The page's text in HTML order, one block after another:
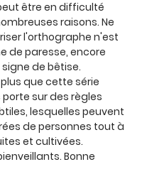
être en difficulté
raisons. Ne
l'orthographe n'est
de paresse, encore
de bêtise.
que cette série
sur des règles
lesquelles peuvent
de personnes tout à
et cultivées.
Bonne